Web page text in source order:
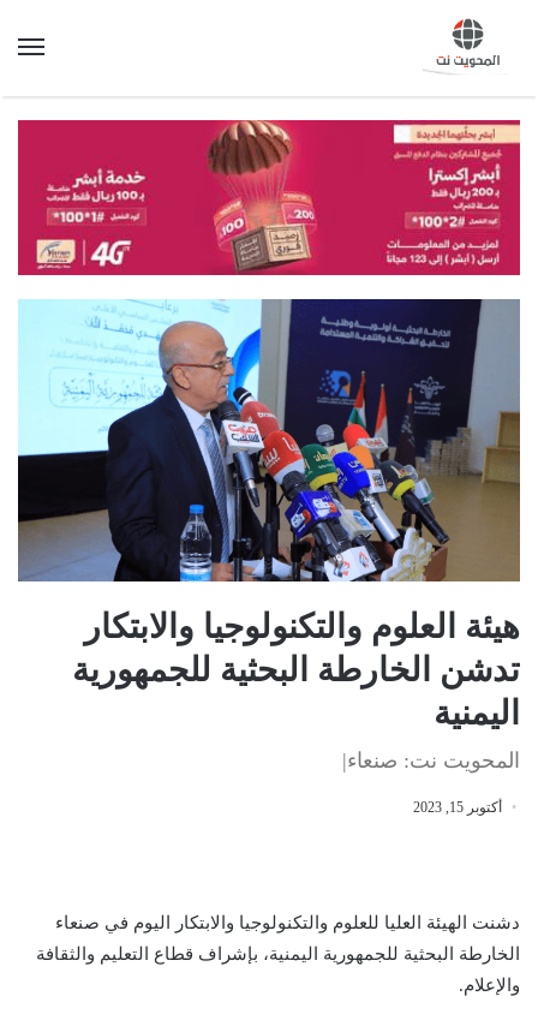
هيئة العلوم والتكنولوجيا والابتكار
تدشن الخارطة البحثية للجمهورية
اليمنية
المحويت نت: صنعاء|
أكتوبر 15, 2023
دشنت الهيئة العليا للعلوم والتكنولوجيا والابتكار اليوم في صنعاء
الخارطة البحثية للجمهورية اليمنية، بإشراف قطاع التعليم والثقافة
والإعلام.